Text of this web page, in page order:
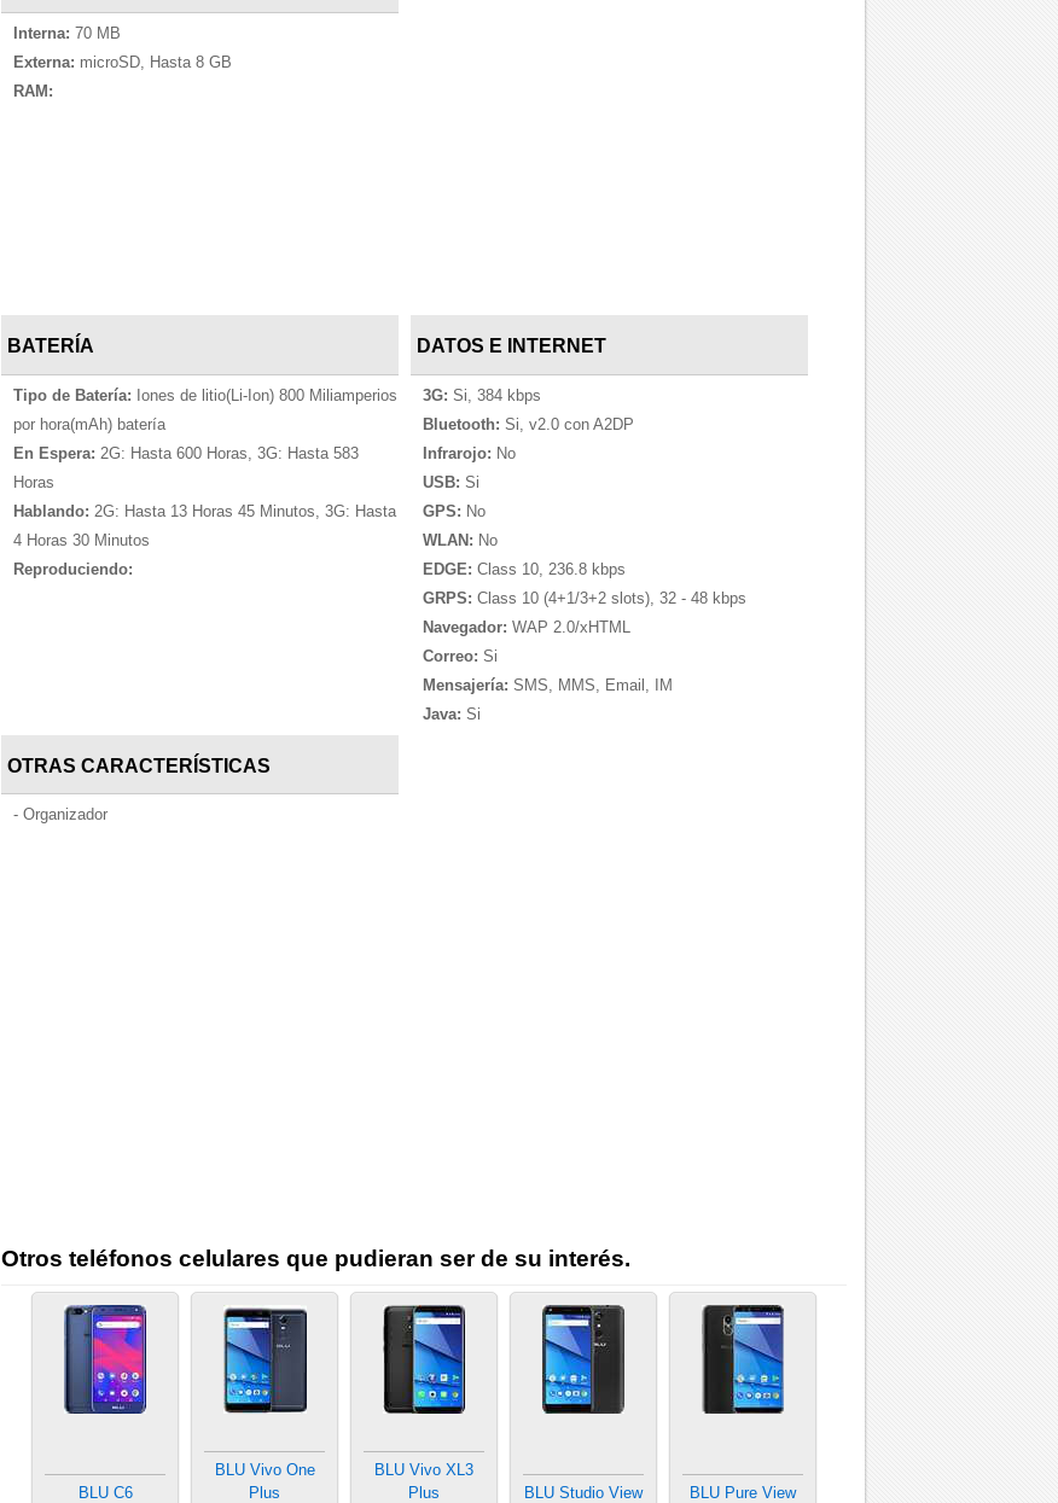
Interna: 70 MB
Externa: microSD, Hasta 8 GB
RAM:
BATERÍA
Tipo de Batería: Iones de litio(Li-Ion) 800 Miliamperios
por hora(mAh) batería
En Espera: 2G: Hasta 600 Horas, 3G: Hasta 583
Horas
Hablando: 2G: Hasta 13 Horas 45 Minutos, 3G: Hasta
4 Horas 30 Minutos
Reproduciendo:
DATOS E INTERNET
3G: Si, 384 kbps
Bluetooth: Si, v2.0 con A2DP
Infrarojo: No
USB: Si
GPS: No
WLAN: No
EDGE: Class 10, 236.8 kbps
GRPS: Class 10 (4+1/3+2 slots), 32 - 48 kbps
Navegador: WAP 2.0/xHTML
Correo: Si
Mensajería: SMS, MMS, Email, IM
Java: Si
OTRAS CARACTERÍSTICAS
- Organizador
Otros teléfonos celulares que pudieran ser de su interés.
BLU C6
BLU Vivo One
Plus
BLU Vivo XL3
Plus
BLU Studio View BLU Pure View